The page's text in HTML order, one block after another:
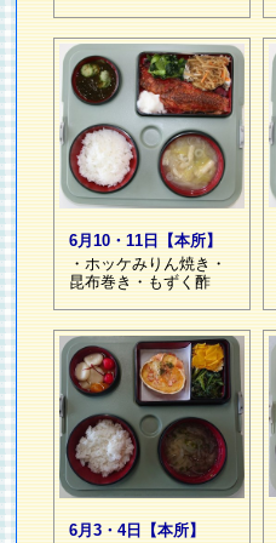
6月10・11日【本所】
・ホッケみりん焼き・
昆布巻き・もずく酢
6月3・4日【本所】